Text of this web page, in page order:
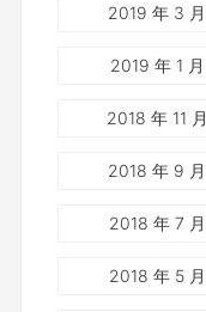
2019 年 3 月
2019 年 1 月
2018 年 11 月
2018 年 9 月
2018 年 7 月
2018 年 5 月